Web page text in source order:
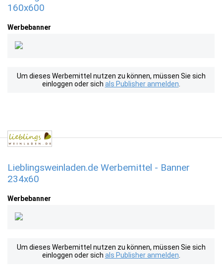
160x600
Werbebanner
Um dieses Werbemittel nutzen zu können, müssen Sie sich
einloggen oder sich als Publisher anmelden
Lieblingsweinladen.de Werbemittel - Banner
234x60
Werbebanner
Um dieses Werbemittel nutzen zu können, müssen Sie sich
einloggen oder sich als Publisher anmelden